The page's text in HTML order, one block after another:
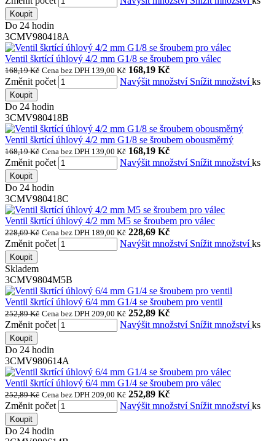
Koupit
Do 24 hodin
3CMV980418A
Ventil škrtící úhlový 4/2 mm G1/8 se šroubem pro válec
168,19 Kč Cena bez DPH 139,00 Kč 168,19 Kč
Změnit počet
Navýšit množství Snížit množstvíks
Koupit
Do 24 hodin
3CMV980418B
Ventil škrtící úhlový 4/2 mm G1/8 se šroubem obousměrný
168,19 Kč Cena bez DPH 139,00 Kč 168,19 Kč
Změnit počet
Navýšit množství Snížit množstvíks
Koupit
Do 24 hodin
3CMV980418C
Ventil škrtící úhlový 4/2 mm M5 se šroubem pro válec
228,69 Kč Cena bez DPH 189,00 Kč 228,69 Kč
Změnit počet
Navýšit množství Snížit množstvíks
Koupit
Skladem
3CMV9804M5B
Ventil škrtící úhlový 6/4 mm G1/4 se šroubem pro ventil
252,89 Kč Cena bez DPH 209,00 Kč 252,89 Kč
Změnit počet
Navýšit množství Snížit množstvíks
Koupit
Do 24 hodin
3CMV980614A
Ventil škrtící úhlový 6/4 mm G1/4 se šroubem pro válec
252,89 Kč Cena bez DPH 209,00 Kč 252,89 Kč
Změnit počet
Navýšit množství Snížit množstvíks
Koupit
Do 24 hodin